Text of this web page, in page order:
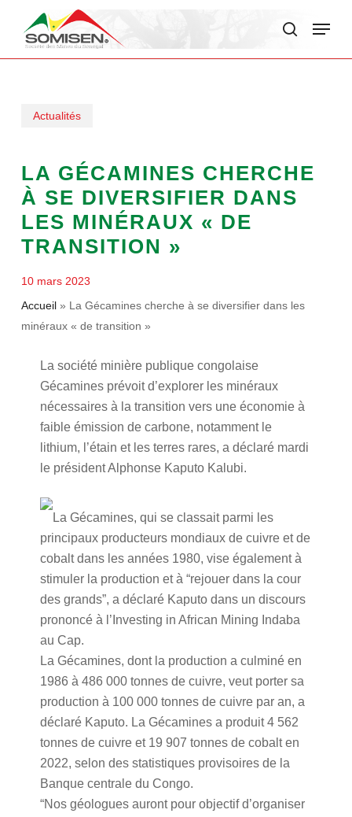
Menu
Actualités
LA GÉCAMINES CHERCHE
À SE DIVERSIFIER DANS
LES MINÉRAUX « DE
TRANSITION »
10 mars 2023
Accueil» La Gécamines cherche à se diversifier dans les
minéraux « de transition »
La société minière publique congolaise
Gécamines prévoit d’explorer les minéraux
nécessaires à la transition vers une économie à
faible émission de carbone, notamment le
lithium, l’étain et les terres rares, a déclaré mardi
le président Alphonse Kaputo Kalubi.
La Gécamines, qui se classait parmi les
principaux producteurs mondiaux de cuivre et de
cobalt dans les années 1980, vise également à
stimuler la production et à “rejouer dans la cour
des grands”, a déclaré Kaputo dans un discours
prononcé à l’Investing in African Mining Indaba
au Cap.
La Gécamines, dont la production a culminé en
1986 à 486 000 tonnes de cuivre, veut porter sa
production à 100 000 tonnes de cuivre par an, a
déclaré Kaputo. La Gécamines a produit 4 562
tonnes de cuivre et 19 907 tonnes de cobalt en
2022, selon des statistiques provisoires de la
Banque centrale du Congo.
“Nos géologues auront pour objectif d’organiser